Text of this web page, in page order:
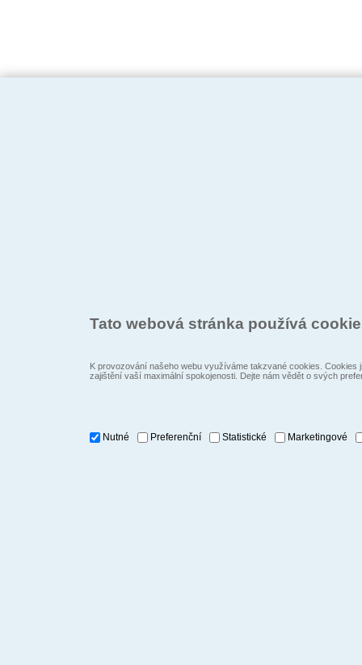
Tato webová stránka používá
K provozování našeho webu využíváme takzvané cookies.
zajištění vaší maximální spokojenosti. Dejte nám vědět o svých
Nutné Preferenční Statistické Marketingové